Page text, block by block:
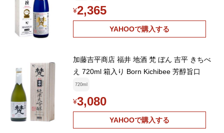
¥2,365
YAHOOで購入する
加藤吉平商店 福井 地酒 梵 ぼん 吉平 きちべ
え 720ml 箱入り Born Kichibee 芳醇旨口
720ml
¥3,080
YAHOOで購入する